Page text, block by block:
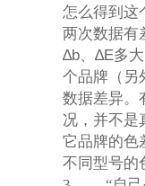
怎么得到这
两次数据有
∆b、∆E多大
个品牌（另
数据差异。
况，并不是
它品牌的色
不同型号的